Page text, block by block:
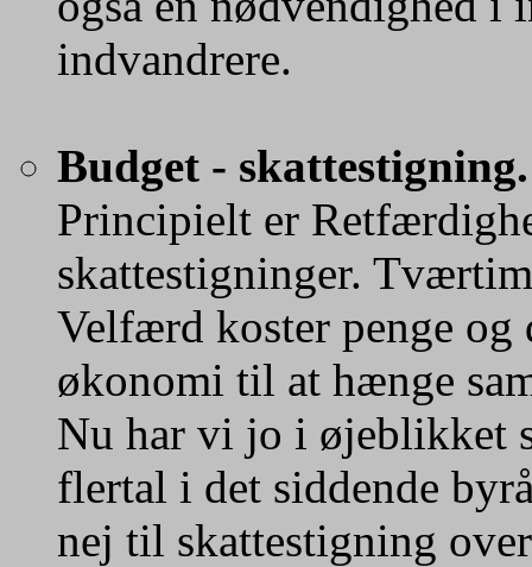
indvandrere.
Budget - skattestigning.
Principielt er
skattestigninger.
Velfærd koster penge og
økonomi til at hænge
Nu har vi jo i øjeblikket
flertal i det siddende
nej til skattestigning